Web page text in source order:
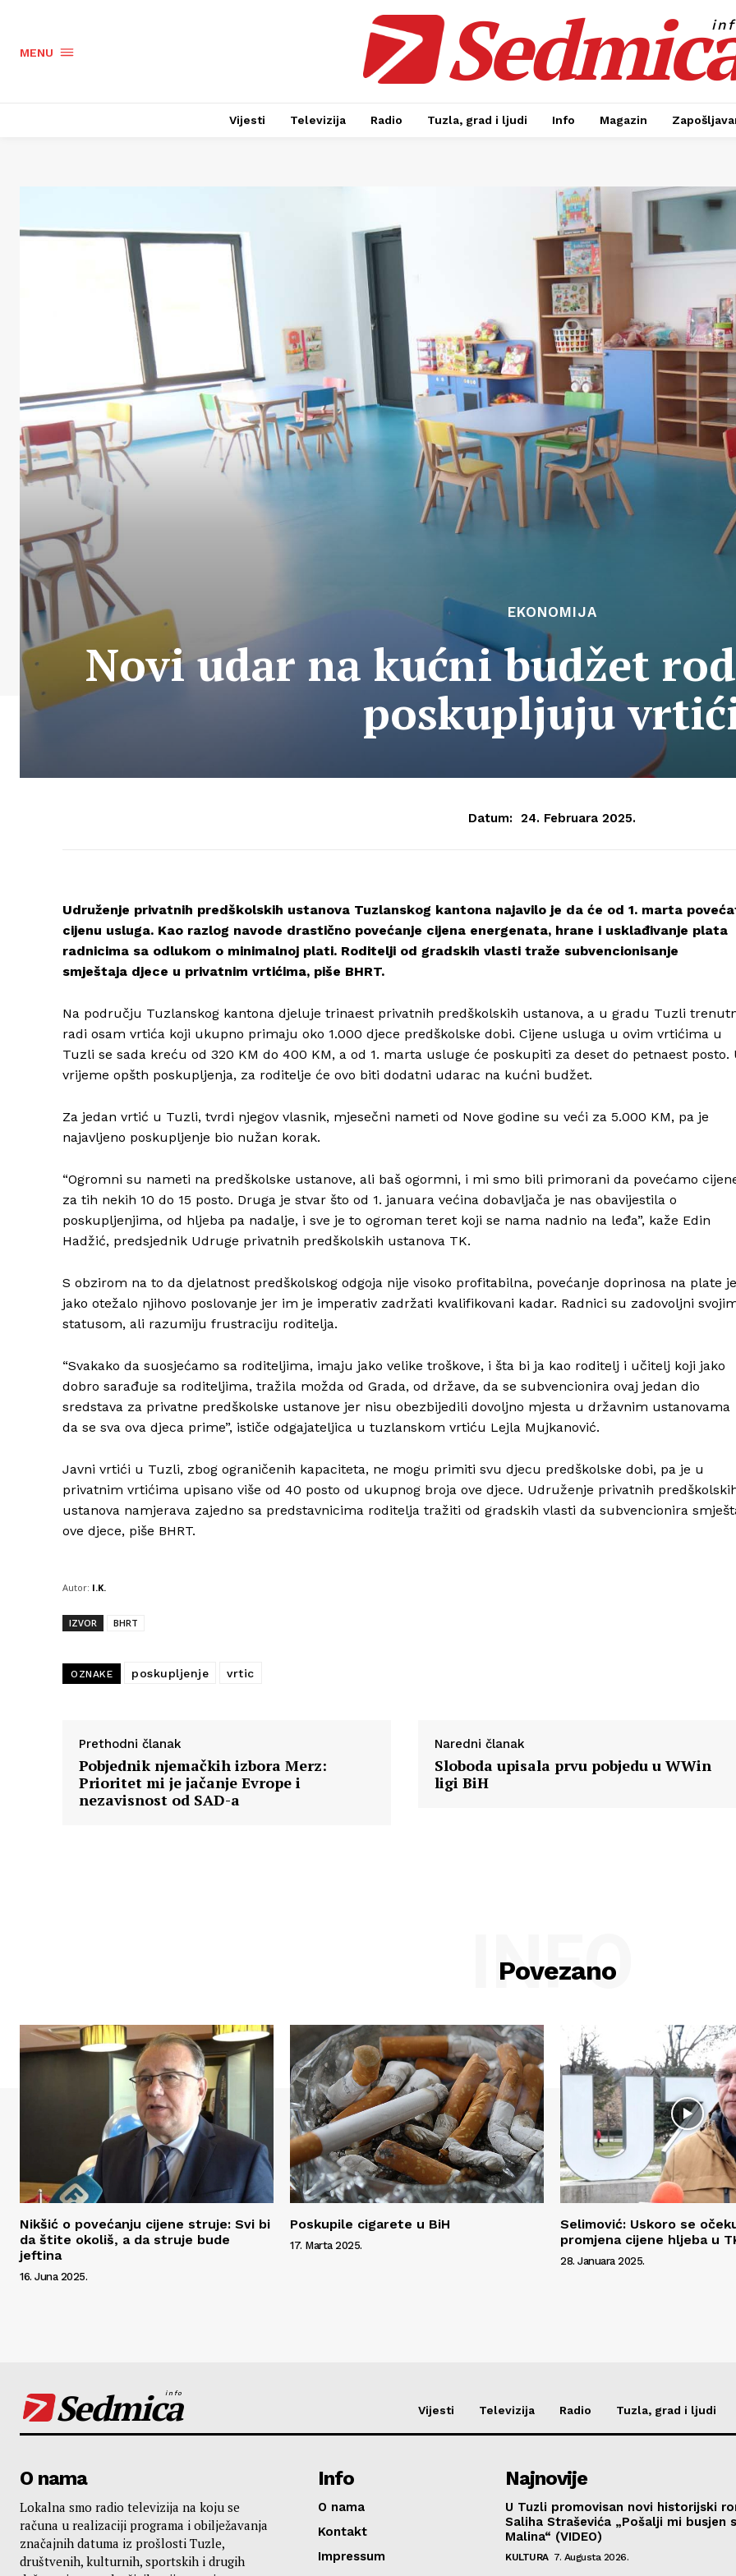
O nama
Kontakt
Impressum
MENU
Vijesti Televizija Radio Tuzla, grad i ljudi Info Magazin
EKONOMIJA
Novi udar na kućni budžet
poskupljuju
Datum: 24. Februara 2025.
Udruženje privatnih predškolskih ustanova Tuzlanskog kantona najavilo je da će od 1. marta
cijenu usluga. Kao razlog navode drastično povećanje cijena energenata, hrane i usklađivanje plata
radnicima sa odlukom o minimalnoj plati. Roditelji od gradskih vlasti traže subvencionisanje
smještaja djece u privatnim vrtićima, piše BHRT.
Na području Tuzlanskog kantona djeluje trinaest privatnih predškolskih ustanova, a u gradu Tuzli
radi osam vrtića koji ukupno primaju oko 1.000 djece predškolske dobi. Cijene usluga u ovim vrtićima u
Tuzli se sada kreću od 320 KM do 400 KM, a od 1. marta usluge će poskupiti za deset do petnaest posto.
vrijeme opšth poskupljenja, za roditelje će ovo biti dodatni udarac na kućni budžet.
Za jedan vrtić u Tuzli, tvrdi njegov vlasnik, mjesečni nameti od Nove godine su veći za 5.000 KM, pa je
najavljeno poskupljenje bio nužan korak.
“Ogromni su nameti na predškolske ustanove, ali baš ogormni, i mi smo bili primorani da povećamo
za tih nekih 10 do 15 posto. Druga je stvar što od 1. januara većina dobavljača je nas obavijestila o
poskupljenjima, od hljeba pa nadalje, i sve je to ogroman teret koji se nama nadnio na leđa”, kaže Edin
Hadžić, predsjednik Udruge privatnih predškolskih ustanova TK.
S obzirom na to da djelatnost predškolskog odgoja nije visoko profitabilna, povećanje doprinosa na plate je
jako otežalo njihovo poslovanje jer im je imperativ zadržati kvalifikovani kadar. Radnici su zadovoljni
statusom, ali razumiju frustraciju roditelja.
“Svakako da suosjećamo sa roditeljima, imaju jako velike troškove, i šta bi ja kao roditelj i učitelj koji jako
dobro sarađuje sa roditeljima, tražila možda od Grada, od države, da se subvencionira ovaj jedan dio
sredstava za privatne predškolske ustanove jer nisu obezbijedili dovoljno mjesta u državnim ustanovama
da se sva ova djeca prime”, ističe odgajateljica u tuzlanskom vrtiću Lejla Mujkanović.
Javni vrtići u Tuzli, zbog ograničenih kapaciteta, ne mogu primiti svu djecu predškolske dobi, pa je u
privatnim vrtićima upisano više od 40 posto od ukupnog broja ove djece. Udruženje privatnih
ustanova namjerava zajedno sa predstavnicima roditelja tražiti od gradskih vlasti da subvencionira
ove djece, piše BHRT.
Autor: I.K.
IZVOR BHRT
OZNAKE poskupljenje vrtic
Prethodni članak
Pobjednik njemačkih izbora Merz:
Prioritet mi je jačanje Evrope i
nezavisnost od SAD-a
Naredni članak
Sloboda upisala prvu pobjedu u WWin
ligi BiH
Povezano
INFO
Nikšić o povećanju cijene struje: Svi bi
da štite okoliš, a da struje bude
jeftina
16. Juna 2025.
Poskupile cigarete u BiH
17. Marta 2025.
Selimović: Uskoro se
promjena cijene hljeba u
28. Januara 2025.
Sedmica
info
Vijesti Televizija Radio Tuzla, grad i ljudi
O nama
Lokalna smo radio televizija na koju se
računa u realizaciji programa i obilježavanja
značajnih datuma iz prošlosti Tuzle,
društvenih, kulturnih, sportskih i drugih
Info
O nama
Kontakt
Impressum
Najnovije
U Tuzli promovisan novi historijski
Saliha Straševića „Pošalji mi busjen
Malina“ (VIDEO)
KULTURA 7. Augusta 2026.